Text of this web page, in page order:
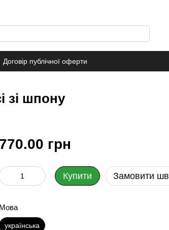
Договір публічної оферти
зі шпону
770.00 грн
Купити Замовити
Мова
українська